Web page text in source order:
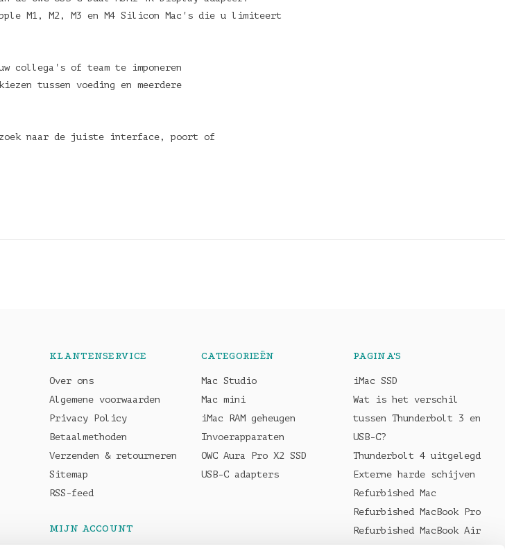
M1, M2, M3 en M4 Silicon Mac's die u limiteert
collega's of team te imponeren
tussen voeding en meerdere
zoek naar de juiste interface, poort of
KLANTENSERVICE
Over ons
Algemene voorwaarden
Privacy Policy
Betaalmethoden
Verzenden & retourneren
Sitemap
RSS-feed
MIJN ACCOUNT
CATEGORIEËN
Mac Studio
Mac mini
iMac RAM geheugen
Invoerapparaten
OWC Aura Pro X2 SSD
USB-C adapters
PAGINA'S
iMac SSD
Wat is het verschil
tussen Thunderbolt 3 en
USB-C?
Thunderbolt 4 uitgelegd
Externe harde schijven
Refurbished Mac
Refurbished MacBook Pro
Refurbished MacBook Air